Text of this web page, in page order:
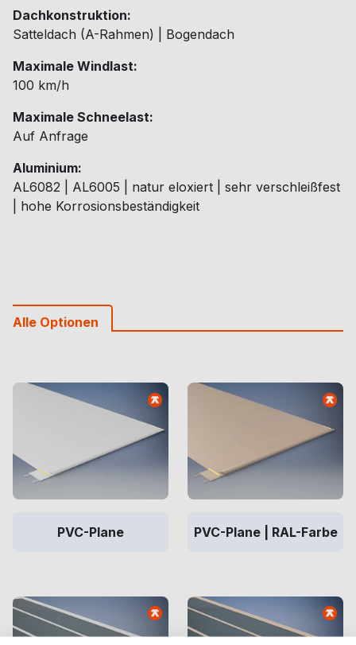
Dachkonstruktion:
Satteldach (A-Rahmen) | Bogendach
Maximale Windlast:
100 km/h
Maximale Schneelast:
Auf Anfrage
Aluminium:
AL6082 | AL6005 | natur eloxiert | sehr verschleißfest
| hohe Korrosionsbeständigkeit
Alle Optionen
PVC-Plane PVC-Plane | RAL-Farbe